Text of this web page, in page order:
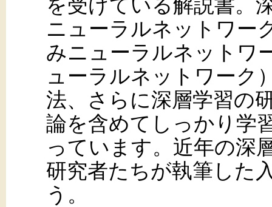
を受けている解説書。
ニューラルネットワー
みニューラルネットワ
ューラルネットワーク
法、さらに深層学習の
論を含めてしっかり学
っています。近年の深
研究者たちが執筆した
う。